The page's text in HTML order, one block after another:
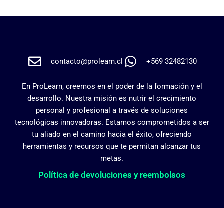
contacto@prolearn.cl +569 32482130
En ProLearn, creemos en el poder de la formación y el
desarrollo. Nuestra misión es nutrir el crecimiento
personal y profesional a través de soluciones
tecnológicas innovadoras. Estamos comprometidos a ser
tu aliado en el camino hacia el éxito, ofreciendo
herramientas y recursos que te permitan alcanzar tus
metas.
Política de devoluciones y reembolsos